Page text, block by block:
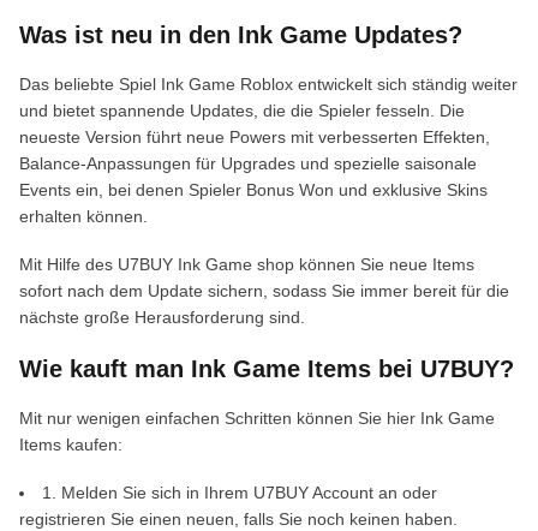
Was ist neu in den Ink Game Updates?
Das beliebte Spiel Ink Game Roblox entwickelt sich ständig weiter
und bietet spannende Updates, die die Spieler fesseln. Die
neueste Version führt neue Powers mit verbesserten Effekten,
Balance-Anpassungen für Upgrades und spezielle saisonale
Events ein, bei denen Spieler Bonus Won und exklusive Skins
erhalten können.
Mit Hilfe des U7BUY Ink Game shop können Sie neue Items
sofort nach dem Update sichern, sodass Sie immer bereit für die
nächste große Herausforderung sind.
Wie kauft man Ink Game Items bei U7BUY?
Mit nur wenigen einfachen Schritten können Sie hier Ink Game
Items kaufen:
1. Melden Sie sich in Ihrem U7BUY Account an oder
registrieren Sie einen neuen, falls Sie noch keinen haben.